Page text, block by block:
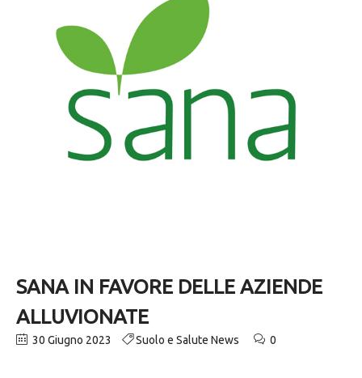
SANA IN FAVORE DELLE AZIENDE
ALLUVIONATE
30 Giugno 2023 Suolo e Salute News 0